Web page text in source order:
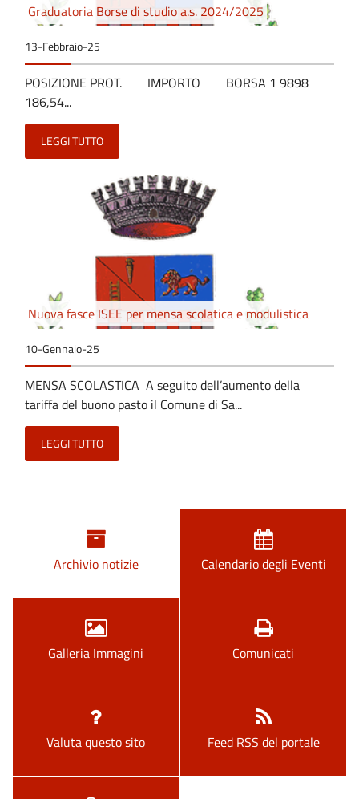
Graduatoria Borse di studio a.s. 2024/2025
13-Febbraio-25
POSIZIONE PROT. IMPORTO BORSA 1 9898
186,54...
LEGGI TUTTO
Nuova fasce ISEE per mensa scolatica e modulistica
10-Gennaio-25
MENSA SCOLASTICA A seguito dell’aumento della
tariffa del buono pasto il Comune di Sa...
LEGGI TUTTO
Archivio notizie Calendario degli Eventi
Galleria Immagini Comunicati
Valuta questo sito Feed RSS del portale